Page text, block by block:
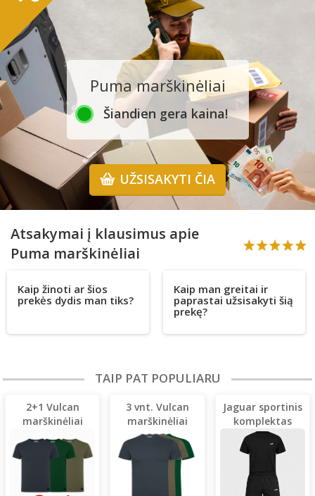
Puma marškinėliai
Šiandien gera kaina!
UŽSISAKYTI ČIA
Atsakymai į klausimus apie
Puma marškinėliai
Kaip žinoti ar šios
prekės dydis man tiks?
Kaip man greitai ir
paprastai užsisakyti šią
prekę?
TAIP PAT POPULIARU
2+1 Vulcan
marškinėliai
3 vnt. Vulcan
marškinėliai
Jaguar sportinis
komplektas